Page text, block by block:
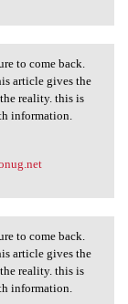
to come back.
article gives the
reality. this is
information.
to come back.
article gives the
reality. this is
information.